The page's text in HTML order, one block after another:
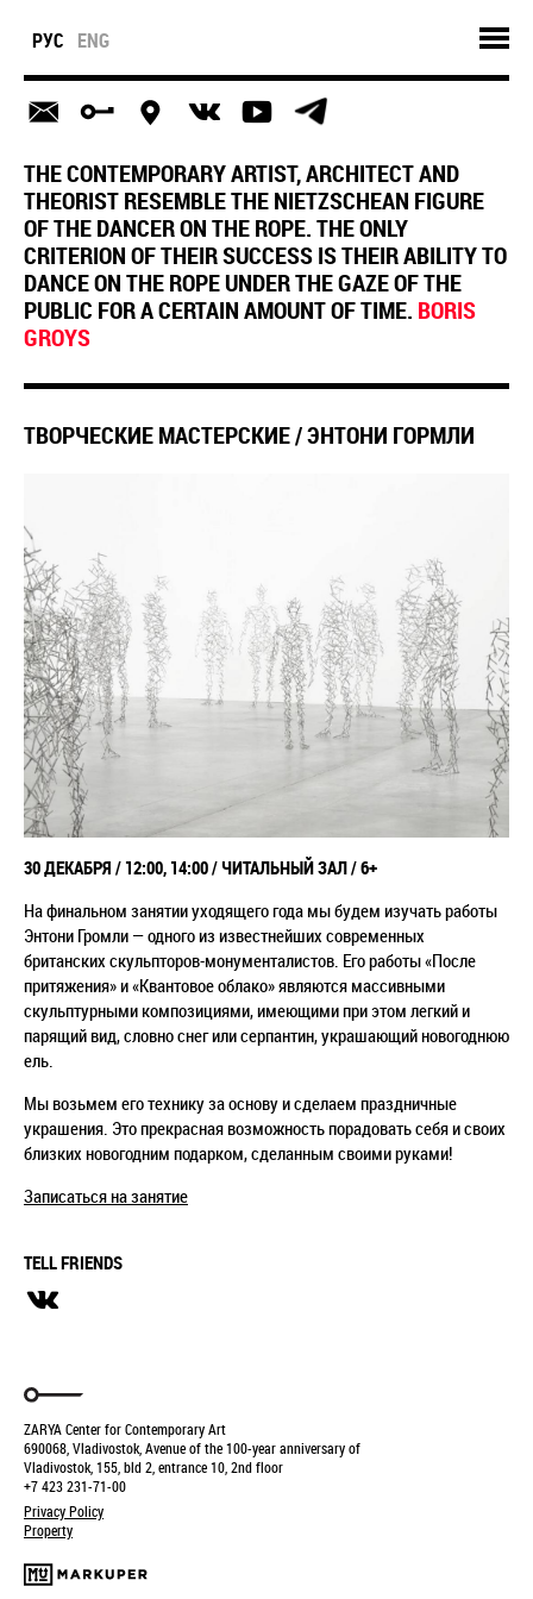
РУС ENG
THE CONTEMPORARY ARTIST, ARCHITECT AND
THEORIST RESEMBLE THE NIETZSCHEAN FIGURE
OF THE DANCER ON THE ROPE. THE ONLY
CRITERION OF THEIR SUCCESS IS THEIR ABILITY TO
DANCE ON THE ROPE UNDER THE GAZE OF THE
PUBLIC FOR A CERTAIN AMOUNT OF TIME. BORIS
GROYS
ТВОРЧЕСКИЕ МАСТЕРСКИЕ / ЭНТОНИ ГОРМЛИ
30 ДЕКАБРЯ / 12:00, 14:00/ ЧИТАЛЬНЫЙ ЗАЛ / 6+
На финальном занятии уходящего года мы будем изучать работы
Энтони Громли — одного из известнейших современных
британских скульпторов-монументалистов. Его работы «После
притяжения» и «Квантовое облако» являются массивными
скульптурными композициями, имеющими при этом легкий и
парящий вид, словно снег или серпантин, украшающий новогоднюю
ель.
Мы возьмем его технику за основу и сделаем праздничные
украшения. Это прекрасная возможность порадовать себя и своих
близких новогодним подарком, сделанным своими руками!
Записаться на занятие
TELL FRIENDS
ZARYA Center for Contemporary Art
690068, Vladivostok, Avenue of the 100-year anniversary of
Vladivostok, 155, bld 2, entrance 10, 2nd floor
+7 423 231-71-00
Privacy Policy
Property